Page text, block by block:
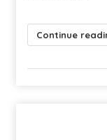
Continue